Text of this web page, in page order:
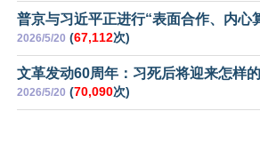
普京与习近平正进行“表面合作、内心
2026/5/20 (67,112次)
文革发动60周年：习死后将迎来怎样
2026/5/20 (70,090次)